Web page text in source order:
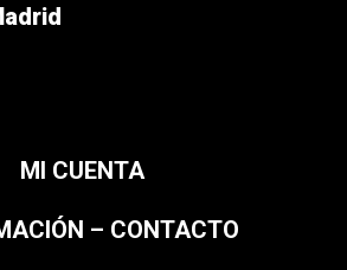
MI CUENTA
– CONTACTO